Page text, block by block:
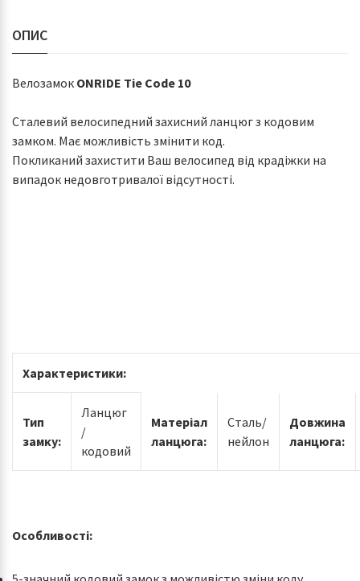
ОПИС
Велозамок ONRIDE Tie Code 10
Сталевий велосипедний захисний ланцюг з кодовим
замком. Має можливість змінити код.
Покликаний захистити Ваш велосипед від крадіжки на
випадок недовготривалої відсутності.
Характеристики:
Тип
замку:
Ланцюг
/
кодовий
Матеріал
ланцюга:
Сталь/
нейлон
Довжина
ланцюга:
Особливості: